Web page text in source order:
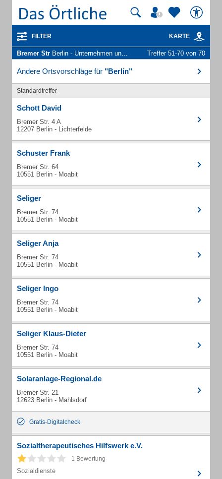
FILTER KARTE
Bremer Str Berlin - Unternehmen und Personen Treffer 51-70 von 70
Andere Ortsvorschläge für "Berlin"
Standardtreffer
Schott David
Bremer Str. 4 A
12207 Berlin - Lichterfelde
Schuster Frank
Bremer Str. 64
10551 Berlin - Moabit
Seliger
Bremer Str. 74
10551 Berlin - Moabit
Seliger Anja
Bremer Str. 74
10551 Berlin - Moabit
Seliger Ingo
Bremer Str. 74
10551 Berlin - Moabit
Seliger Klaus-Dieter
Bremer Str. 74
10551 Berlin - Moabit
Solaranlage-Regional.de
Bremer Str. 21
12623 Berlin - Mahlsdorf
Gratis-Digitalcheck
Sozialtherapeutisches Hilfswerk e.V.
1 Bewertung
Sozialdienste